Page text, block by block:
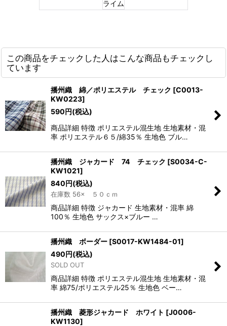
ライム
この商品をチェックした人はこんな商品もチェックし
ています
播州織 綿／ポリエステル チェック [C0013-
KW0223]
590円(税込)
商品詳細 特徴 ポリエステル混生地 生地素材・混
率 ポリエステル６５/綿35％ 生地色 ブル…
播州織 ジャカード 74 チェック [S0034-C-
KW1021]
840円(税込)
在庫数 56× ５０ｃｍ
商品詳細 特徴 ジャカード 生地素材・混率 綿
100％ 生地色 サックス×ブルー …
播州織 ボーダー [S0017-KW1484-01]
490円(税込)
SOLD OUT
商品詳細 特徴 ポリエステル混生地 生地素材・混
率 綿75/ポリエステル25％ 生地色 ベー…
播州織 菱形ジャカード ホワイト [J0006-
KW1130]